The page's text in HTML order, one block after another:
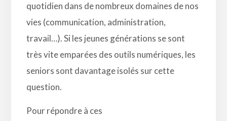
quotidien dans de nombreux domaines de nos
vies (communication, administration,
travail…). Si les jeunes générations se sont
très vite emparées des outils numériques, les
seniors sont davantage isolés sur cette
question.
Pour répondre à ces